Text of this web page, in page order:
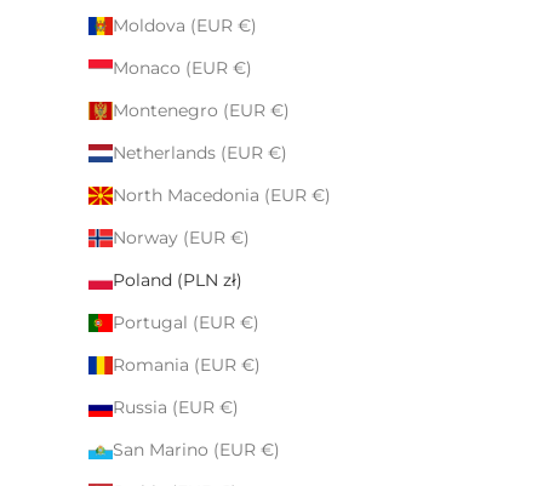
Moldova (EUR €)
Monaco (EUR €)
Montenegro (EUR €)
Netherlands (EUR €)
North Macedonia (EUR €)
Norway (EUR €)
Poland (PLN zł)
Portugal (EUR €)
Romania (EUR €)
Russia (EUR €)
San Marino (EUR €)